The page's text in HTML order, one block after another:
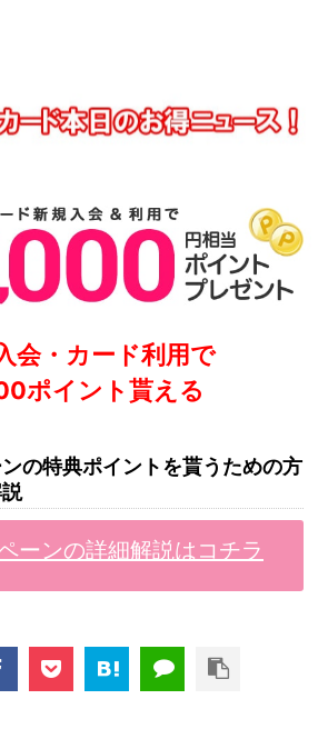
会・カード利用で
ポイント貰える
の特典ポイントを貰うための方
ーンの詳細解説はコチラ